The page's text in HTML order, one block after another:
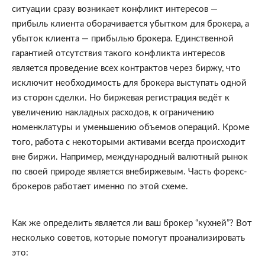
ситуации сразу возникает конфликт интересов —
прибыль клиента оборачивается убытком для брокера, а
убыток клиента — прибылью брокера. Единственной
гарантией отсутствия такого конфликта интересов
является проведение всех контрактов через биржу, что
исключит необходимость для брокера выступать одной
из сторон сделки. Но биржевая регистрация ведёт к
увеличению накладных расходов, к ограничению
номенклатуры и уменьшению объемов операций. Кроме
того, работа с некоторыми активами всегда происходит
вне биржи. Например, международный валютный рынок
по своей природе является внебиржевым. Часть форекс-
брокеров работает именно по этой схеме.
Как же определить является ли ваш брокер “кухней”? Вот
несколько советов, которые помогут проанализировать
это: